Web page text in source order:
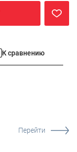
К сравнению
Перейти